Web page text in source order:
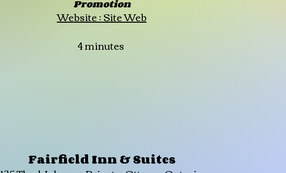
Promotion
Website : Site Web
4 minutes
Fairfield Inn & Suites